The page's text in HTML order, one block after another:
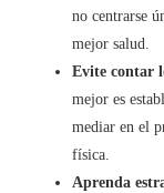
no centrarse
mejor salud.
Evite contar
mejor es
mediar en el
física.
Aprenda